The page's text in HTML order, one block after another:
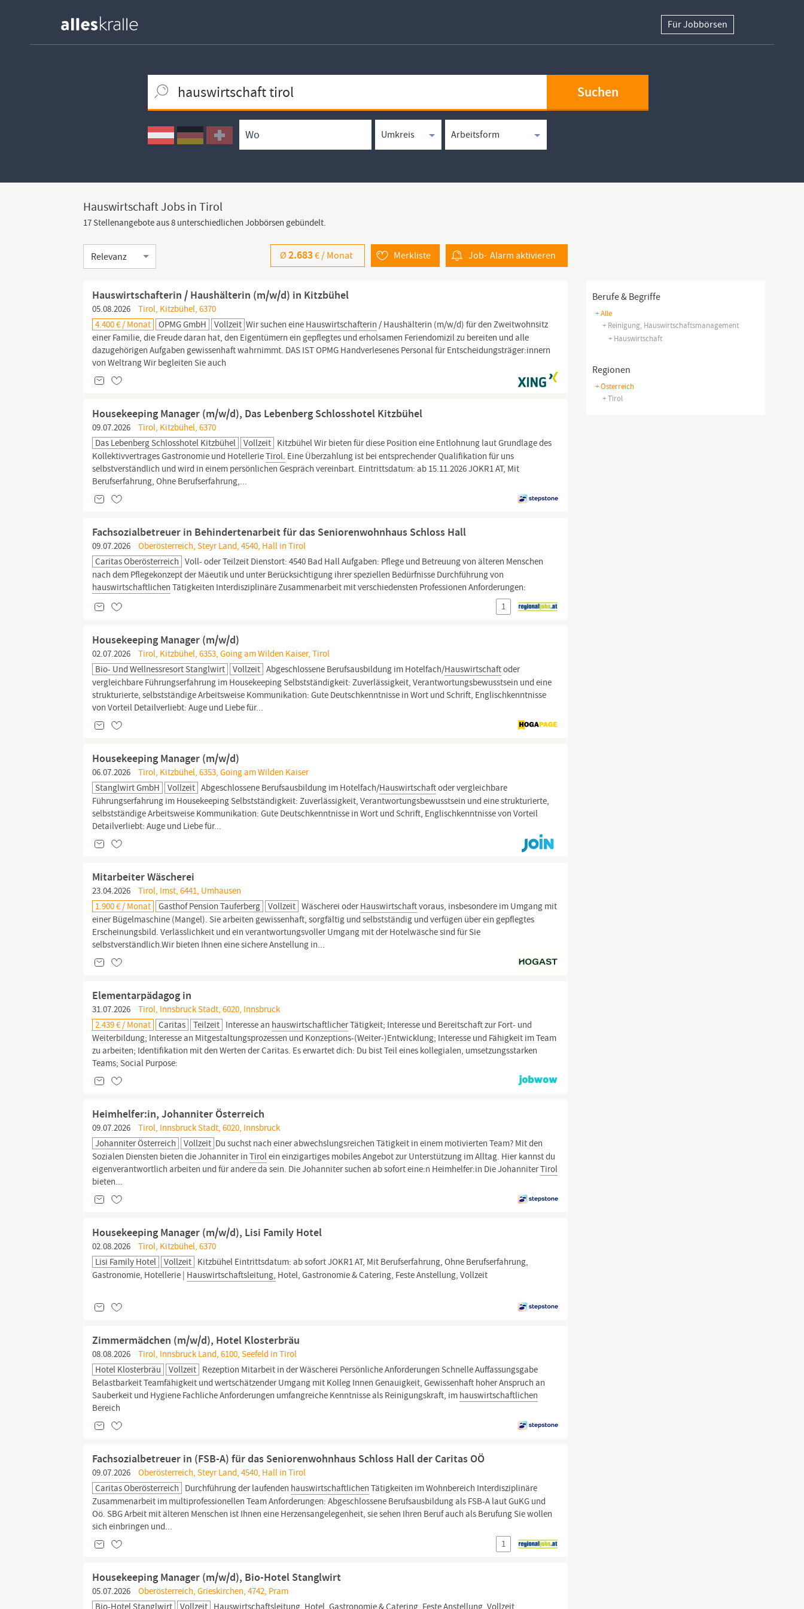
Für Jobbörsen
Ortssuche
Umkreissuche
Arbeitsform
Berufe & Begriffe
+ Alle
+ Reinigung, Hauswirtschaftsmanagement
+ Hauswirtschaft
Regionen
+ Österreich
+ Tirol
Hauswirtschaft Jobs in Tirol
17 Stellenangebote aus 8 unterschiedlichen Jobbörsen gebündelt.
Sortierung Job- Alarmaktivieren
Merkliste
Ø2.683€ / Monat
Hauswirtschafterin / Haushälterin (m/w/d) in Kitzbühel
05.08.2026
Tirol, Kitzbühel, 6370
4.400 € / Monat
OPMG GmbH Vollzeit Wir suchen eine Hauswirtschafterin / Haushälterin (m/w/d) für den Zweitwohnsitz
einer Familie, die Freude daran hat, den Eigentümern ein gepflegtes und erholsamen Feriendomizil zu bereiten und alle
dazugehörigen Aufgaben gewissenhaft wahrnimmt. DAS IST OPMG Handverlesenes Personal für Entscheidungsträger:innern
von Weltrang Wir begleiten Sie auch
Housekeeping Manager (m/w/d), Das Lebenberg Schlosshotel Kitzbühel
09.07.2026
Tirol, Kitzbühel, 6370
Das Lebenberg Schlosshotel Kitzbühel
Vollzeit Kitzbühel Wir bieten für diese Position eine Entlohnung laut Grundlage des
Kollektivvertrages Gastronomie und HotellerieTirol. Eine Überzahlung ist bei entsprechender Qualifikation für uns
selbstverständlich und wird in einem persönlichen Gespräch vereinbart. Eintrittsdatum: ab 15.11.2026 JOKR1 AT, Mit
Berufserfahrung, Ohne Berufserfahrung,...
Fachsozialbetreuer in Behindertenarbeit für das Seniorenwohnhaus Schloss Hall
09.07.2026
Oberösterreich, Steyr Land, 4540, Hall in Tirol
Caritas Oberösterreich Voll- oder Teilzeit Dienstort: 4540 Bad Hall Aufgaben: Pflege und Betreuung von älteren Menschen
nach dem Pflegekonzept der Mäeutik und unter Berücksichtigung ihrer speziellen Bedürfnisse Durchführung von
hauswirtschaftlichen Tätigkeiten Interdisziplinäre Zusammenarbeit mit verschiedensten Professionen Anforderungen:
1
Housekeeping Manager (m/w/d)
02.07.2026
Tirol, Kitzbühel, 6353, Going am Wilden Kaiser, Tirol
Bio- Und Wellnessresort Stanglwirt
Vollzeit Abgeschlossene Berufsausbildung im Hotelfach/Hauswirtschaftoder
vergleichbare Führungserfahrung im Housekeeping Selbstständigkeit: Zuverlässigkeit, Verantwortungsbewusstsein und eine
strukturierte, selbstständige Arbeitsweise Kommunikation: Gute Deutschkenntnisse in Wort und Schrift, Englischkenntnisse
von Vorteil Detailverliebt: Auge und Liebe für...
Housekeeping Manager (m/w/d)
06.07.2026
Tirol, Kitzbühel, 6353, Going am Wilden Kaiser
Stanglwirt GmbH
Vollzeit Abgeschlossene Berufsausbildung im Hotelfach/Hauswirtschaftoder vergleichbare
Führungserfahrung im Housekeeping Selbstständigkeit: Zuverlässigkeit, Verantwortungsbewusstsein und eine strukturierte,
selbstständige Arbeitsweise Kommunikation: Gute Deutschkenntnisse in Wort und Schrift, Englischkenntnisse von Vorteil
Detailverliebt: Auge und Liebe für...
Mitarbeiter Wäscherei
23.04.2026
Tirol, Imst, 6441, Umhausen
1.900 € / Monat
Gasthof Pension Tauferberg Vollzeit Wäscherei oderHauswirtschaftvoraus, insbesondere im Umgang mit
einer Bügelmaschine (Mangel). Sie arbeiten gewissenhaft, sorgfältig und selbstständig und verfügen über ein gepflegtes
Erscheinungsbild. Verlässlichkeit und ein verantwortungsvoller Umgang mit der Hotelwäsche sind für Sie
selbstverständlich.Wir bieten Ihnen eine sichere Anstellung in...
Elementarpädagog in
31.07.2026
Tirol, Innsbruck Stadt, 6020, Innsbruck
2.439 € / Monat
Caritas Teilzeit Interesse an hauswirtschaftlicherTätigkeit; Interesse und Bereitschaft zur Fort- und
Weiterbildung; Interesse an Mitgestaltungsprozessen und Konzeptions-(Weiter-)Entwicklung; Interesse und Fähigkeit im Team
zu arbeiten; Identifikation mit den Werten der Caritas. Es erwartet dich: Du bist Teil eines kollegialen, umsetzungsstarken
Teams; Social Purpose:
Heimhelfer:in, Johanniter Österreich
09.07.2026
Tirol, Innsbruck Stadt, 6020, Innsbruck
Johanniter Österreich
Vollzeit Du suchst nach einer abwechslungsreichen Tätigkeit in einem motivierten Team? Mit den
Sozialen Diensten bieten die Johanniter inTirolein einzigartiges mobiles Angebot zur Unterstützung im Alltag. Hier kannst du
eigenverantwortlich arbeiten und für andere da sein. Die Johanniter suchen ab sofort eine:n Heimhelfer:in Die JohanniterTirol
bieten...
Housekeeping Manager (m/w/d), Lisi Family Hotel
02.08.2026
Tirol, Kitzbühel, 6370
Lisi Family Hotel
Vollzeit Kitzbühel Eintrittsdatum: ab sofort JOKR1 AT, Mit Berufserfahrung, Ohne Berufserfahrung,
Gastronomie, Hotellerie | Hauswirtschaftsleitung, Hotel, Gastronomie & Catering, Feste Anstellung, Vollzeit
Zimmermädchen (m/w/d), Hotel Klosterbräu
08.08.2026
Tirol, Innsbruck Land, 6100, Seefeld in Tirol
Hotel Klosterbräu
Vollzeit Rezeption Mitarbeit in der Wäscherei Persönliche Anforderungen Schnelle Auffassungsgabe
Belastbarkeit Teamfähigkeit und wertschätzender Umgang mit Kolleg Innen Genauigkeit, Gewissenhaft hoher Anspruch an
Sauberkeit und Hygiene Fachliche Anforderungen umfangreiche Kenntnisse als Reinigungskraft, im hauswirtschaftlichen
Bereich
Fachsozialbetreuer in (FSB-A) für das Seniorenwohnhaus Schloss Hall der Caritas OÖ
09.07.2026
Oberösterreich, Steyr Land, 4540, Hall in Tirol
Caritas Oberösterreich Durchführung der laufenden hauswirtschaftlichen Tätigkeiten im Wohnbereich Interdisziplinäre
Zusammenarbeit im multiprofessionellen Team Anforderungen: Abgeschlossene Berufsausbildung als FSB-A laut GuKG und
Oö. SBG Arbeit mit älteren Menschen ist Ihnen eine Herzensangelegenheit, sie sehen Ihren Beruf auch als Berufung Sie wollen
sich einbringen und...
1
Housekeeping Manager (m/w/d), Bio-Hotel Stanglwirt
05.07.2026
Oberösterreich, Grieskirchen, 4742, Pram
Bio-Hotel Stanglwirt
Vollzeit Hauswirtschaftsleitung, Hotel, Gastronomie & Catering, Feste Anstellung, Vollzeit